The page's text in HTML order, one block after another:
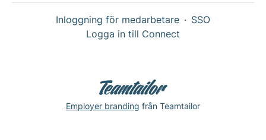
Inloggning för medarbetare · SSO
Logga in till Connect
Employer branding från Teamtailor